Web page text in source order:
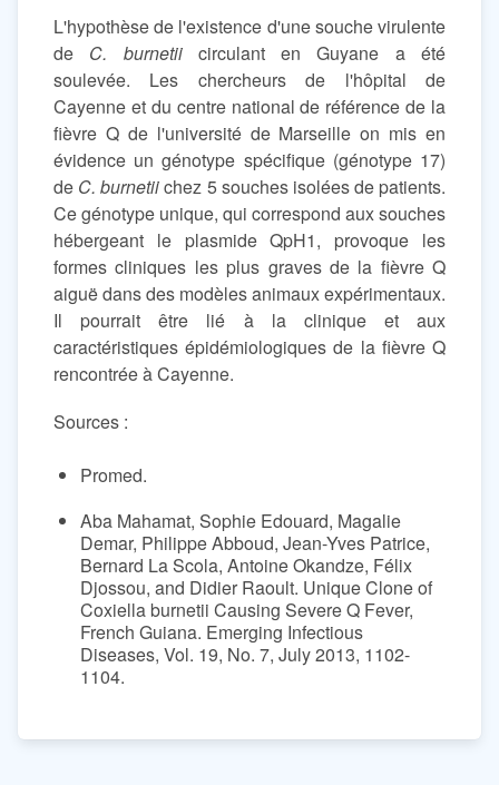
L'hypothèse de l'existence d'une souche virulente
de C. burnetiicirculant en Guyane a été
soulevée. Les chercheurs de l'hôpital de
Cayenne et du centre national de référence de la
fièvre Q de l'université de Marseille on mis en
évidence un génotype spécifique (génotype 17)
de C. burnetiichez 5 souches isolées de patients.
Ce génotype unique, qui correspond aux souches
hébergeant le plasmide QpH1, provoque les
formes cliniques les plus graves de la fièvre Q
aiguë dans des modèles animaux expérimentaux.
Il pourrait être lié à la clinique et aux
caractéristiques épidémiologiques de la fièvre Q
rencontrée à Cayenne.
Sources :
Promed.
Aba Mahamat, Sophie Edouard, Magalie
Demar, Philippe Abboud, Jean-Yves Patrice,
Bernard La Scola, Antoine Okandze, Félix
Djossou, and Didier Raoult. Unique Clone of
Coxiella burnetii Causing Severe Q Fever,
French Guiana. Emerging Infectious
Diseases, Vol. 19, No. 7, July 2013, 1102-
1104.